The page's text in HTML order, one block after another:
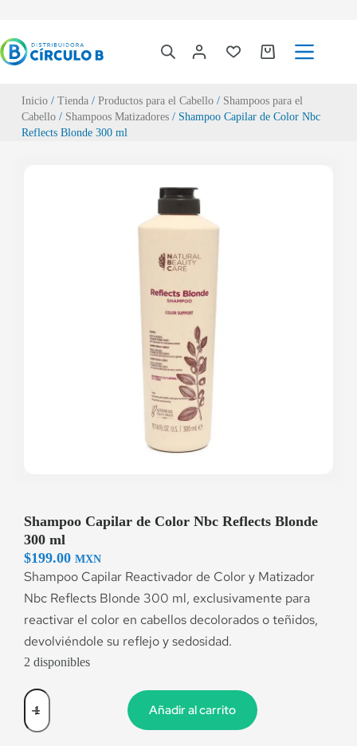
Inicio/ Tienda/ Productos para el Cabello/ Shampoos para el
Cabello/ Shampoos Matizadores/ Shampoo Capilar de Color Nbc
Reflects Blonde 300 ml
Shampoo Capilar de Color Nbc Reflects Blonde
300 ml
$199.00 MXN
Shampoo Capilar Reactivador de Color y Matizador
Nbc Reflects Blonde 300 ml, exclusivamente para
reactivar el color en cabellos decolorados o teñidos,
devolviéndole su reflejo y sedosidad.
2 disponibles
Añadir al carrito